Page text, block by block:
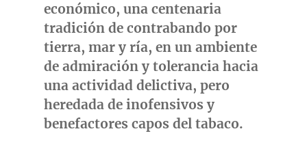
económico, una centenaria
tradición de contrabando por
tierra, mar y ría, en un ambiente
de admiración y tolerancia hacia
una actividad delictiva, pero
heredada de inofensivos y
benefactores capos del tabaco.